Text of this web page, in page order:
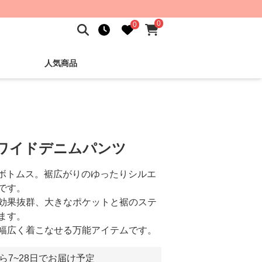
0 0
人気商品
イドデニムパンツ
トムス。裾広がりのゆったりシルエ
す。
果抜群、大きなポケットと裾のステ
す。
広く着こなせる万能アイテムです。
7~28日でお届け予定